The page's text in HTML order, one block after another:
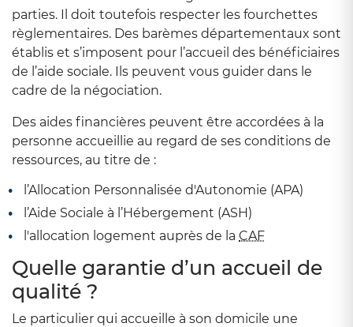
parties. Il doit toutefois respecter les fourchettes
règlementaires. Des barèmes départementaux sont
établis et s’imposent pour l’accueil des bénéficiaires
de l’aide sociale. Ils peuvent vous guider dans le
cadre de la négociation.
Des aides financières peuvent être accordées à la
personne accueillie au regard de ses conditions de
ressources, au titre de :
l’Allocation Personnalisée d'Autonomie (APA)
l’Aide Sociale à l’Hébergement (ASH)
l'allocation logement auprès de laCAF
Quelle garantie d’un accueil de
qualité ?
Le particulier qui accueille à son domicile une